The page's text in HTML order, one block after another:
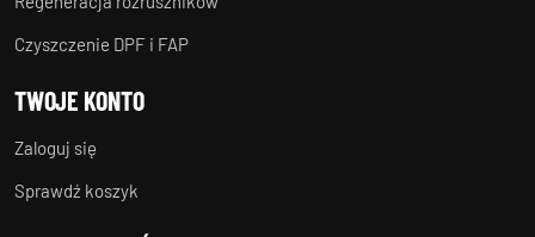
Czyszczenie DPF i FAP
TWOJE KONTO
Zaloguj się
Sprawdź koszyk